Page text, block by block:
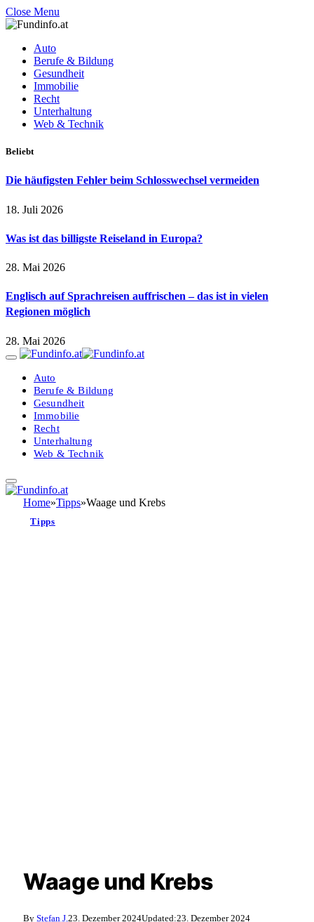
Close Menu
Auto
Berufe & Bildung
Gesundheit
Immobilie
Recht
Unterhaltung
Web & Technik
Beliebt
Die häufigsten Fehler beim Schlosswechsel vermeiden
18. Juli 2026
Was ist das billigste Reiseland in Europa?
28. Mai 2026
Englisch auf Sprachreisen auffrischen – das ist in vielen
Regionen möglich
28. Mai 2026
Auto
Berufe & Bildung
Gesundheit
Immobilie
Recht
Unterhaltung
Web & Technik
Home»Tipps»Waage und Krebs
Tipps
Waage und Krebs
By Stefan J. 23. Dezember 2024Updated:23. Dezember 2024